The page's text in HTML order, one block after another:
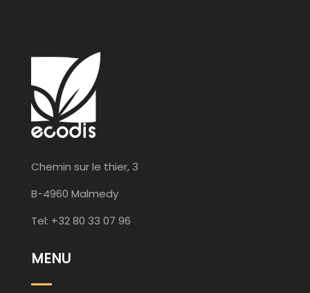
Chemin sur le thier, 3
B-4960 Malmedy
Tel: +32 80 33 07 96
MENU